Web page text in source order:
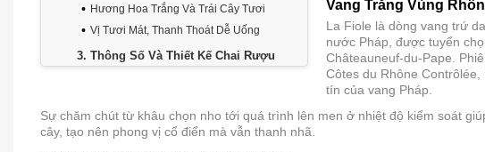
Hương Hoa Trắng Và Trái Cây Tươi
Vị Tươi Mát, Thanh Thoát Dễ Uống
3 Thông Số Và Thiết Kế Chai Rượu
4 Cách Thưởng Thức Và Bảo Quản
Vang Trắng Vùng
La Fiole là dòng vang trứ
nước Pháp, được tuyển
Châteauneuf-du-Pape.
Côtes du Rhône
tín của vang Pháp.
Sự chăm chút từ khâu chọn nho tới quá trình lên men ở nhiệt độ kiểm soát
cây, tạo nên phong vị cổ điển mà vẫn thanh nhã.